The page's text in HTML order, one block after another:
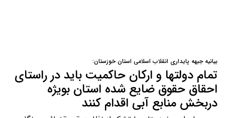
بیانیه جبهه پایداری انقلاب اسلامی استان خوزستان:
تمام دولتها و ارکان حاکمیت باید در راستای
احقاق حقوق ضایع شده استان بویژه
دربخش منابع آبی اقدام کنند